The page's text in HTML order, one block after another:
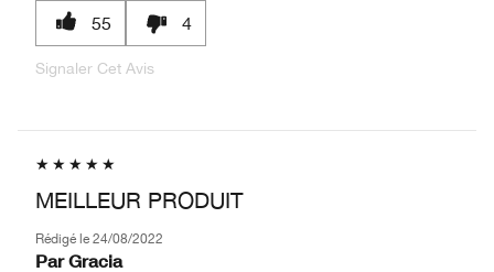
55 4
Signaler Cet Avis
MEILLEUR PRODUIT
Rédigé le 24/08/2022
Par Gracia